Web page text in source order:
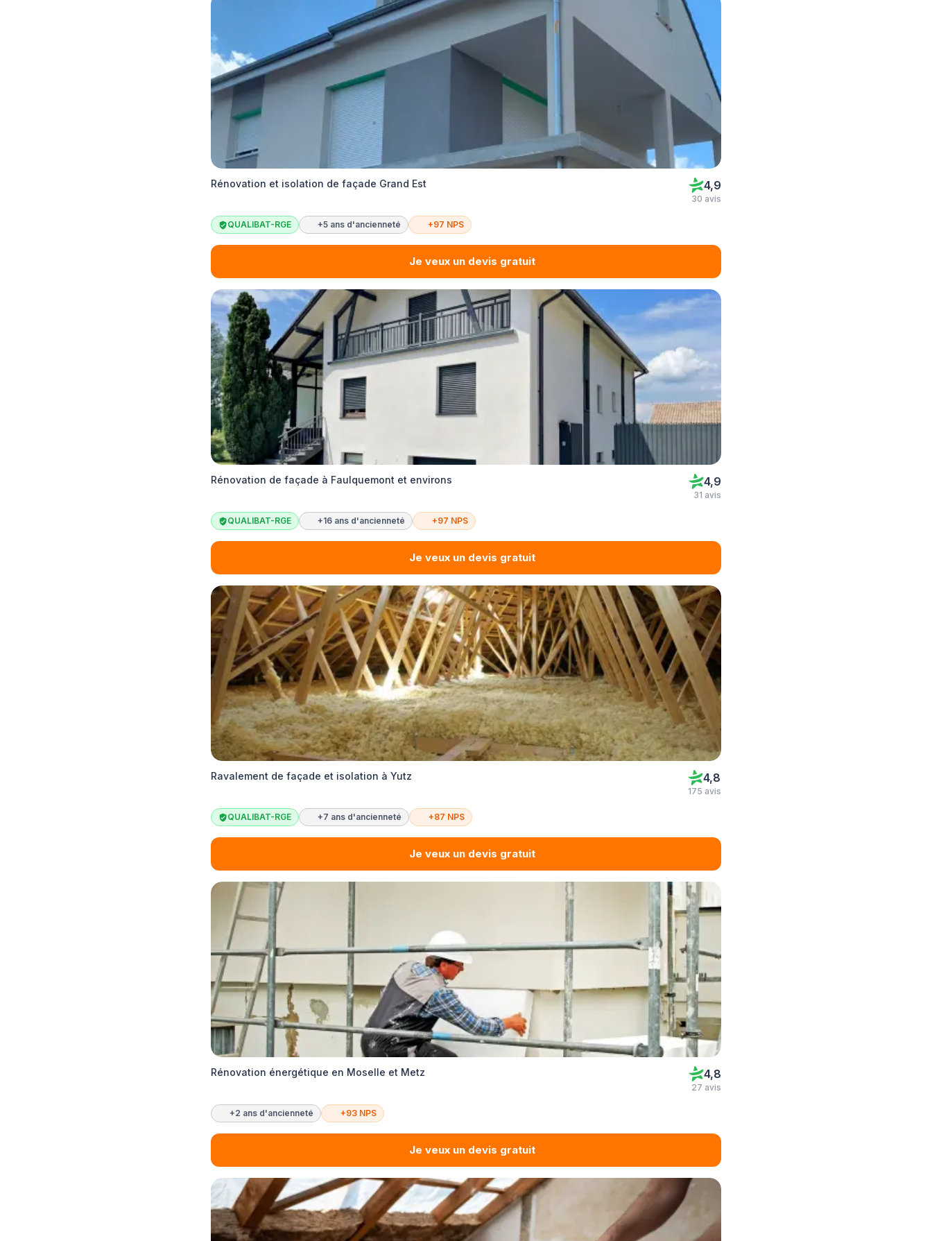
Rénovation et isolation de façade Grand Est 4,9
30 avis
QUALIBAT-RGE +5 ans d'ancienneté +97 NPS
Je veux un devis gratuit
Rénovation de façade à Faulquemont et environs 4,9
31 avis
QUALIBAT-RGE +16 ans d'ancienneté +97 NPS
Je veux un devis gratuit
Ravalement de façade et isolation à Yutz 4,8
175 avis
QUALIBAT-RGE +7 ans d'ancienneté +87 NPS
Je veux un devis gratuit
Rénovation énergétique en Moselle et Metz 4,8
27 avis
+2 ans d'ancienneté +93 NPS
Je veux un devis gratuit